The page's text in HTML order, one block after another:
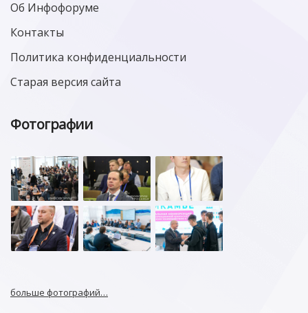
Об Инфофоруме
Контакты
Политика конфиденциальности
Старая версия сайта
Фотографии
больше фотографий…